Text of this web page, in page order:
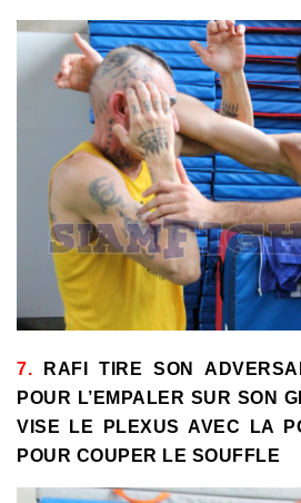
7. RAFI TIRE SON
POUR L’EMPALER SUR SON
VISE LE PLEXUS AVEC LA
POUR COUPER LE SOUFFLE